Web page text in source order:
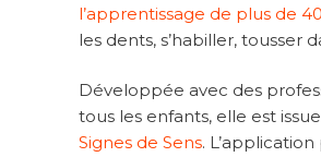
l’apprentissage de plus de
les dents, s’habiller, tousser
Développée avec des
tous les enfants, elle est
Signes de Sens.